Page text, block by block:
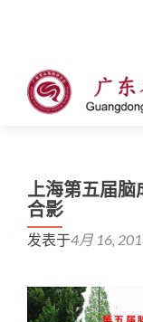
上海第五届脑
合影
发表于4月 16,